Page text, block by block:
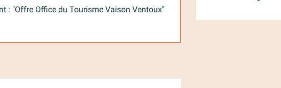
: "Offre Office du Tourisme Vaison Ventoux"